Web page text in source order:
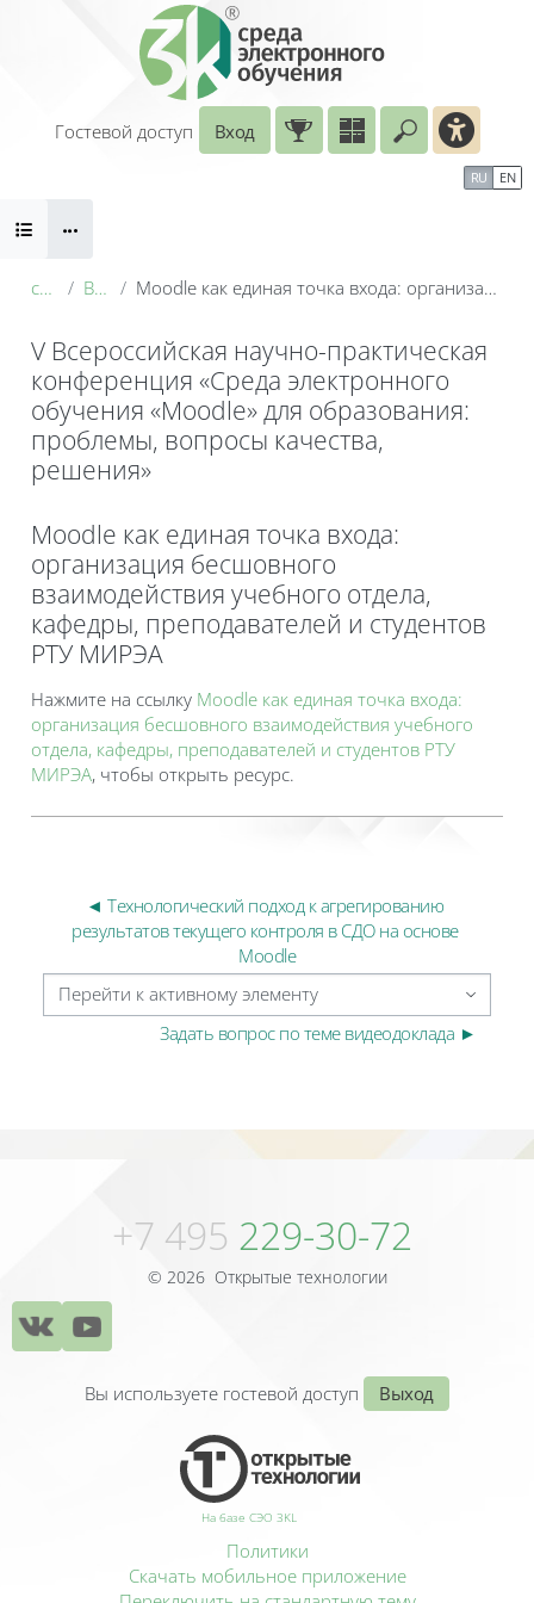
Перейти к основному содержанию
Введите
Гостевой доступ
Вход
RU EN
Блоки
conf_2026 Видеодоклады Moodle как единая точка входа: организация бесшовного взаимодействия учебного отдела, кафедры, преподавателей и студентов РТУ МИРЭА
V Всероссийская научно-практическая
конференция «Среда электронного
обучения «Moodle» для образования:
проблемы, вопросы качества,
решения»
Блоки
Moodle как единая точка входа:
организация бесшовного
взаимодействия учебного отдела,
кафедры, преподавателей и студентов
РТУ МИРЭА
Требуемые условия завершения
Нажмите на ссылку Moodle как единая точка входа:
организация бесшовного взаимодействия учебного
отдела, кафедры, преподавателей и студентов РТУ
МИРЭА, чтобы открыть ресурс.
◄ Технологический подход к агрегированию
результатов текущего контроля в СДО на основе
Moodle
Перейти к активному элементу
Задать вопрос по теме видеодоклада ►
+7 495 229-30-72
© 2026 Открытые технологии
Вы используете гостевой доступ Выход
На базе СЭО 3KL
Политики
Скачать мобильное приложение